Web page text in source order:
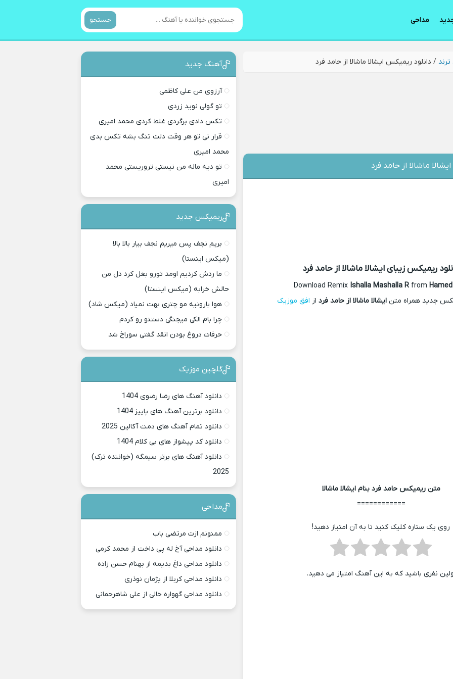
مداحی جستجو
/ دانلود ریمیکس ایشالا ماشالا از حامد فرد
ماشالا از حامد فرد
ریمیکس زیبای ایشالا ماشالا از حامد فرد
Download Remix Ishalla Mashalla Rfrom
جدید همراه متنایشالا ماشالا از حامد فرد از افق موزیک
متن ریمیکس حامد فرد بنام ایشالا ماشالا
============
روی یک ستاره کلیک کنید تا به آن امتیاز دهید!
نفری باشید که به این آهنگ امتیاز می دهید.
آهنگ جدید
آرزوی من علی کاظمی
تو گولی نوید زردی
تکس دادی برگردی غلط کردی محمد امیری
قرار نی تو هر وقت دلت تنگ بشه تکس بدی
محمد امیری
تو دیه ماله من نیستی تروریستی محمد
امیری
ریمیکس جدید
بریم نجف پس میریم نجف بیار بالا بالا
(میکس اینستا)
ما ردش کردیم اومد تورو بغل کرد دل من
حالش خرابه (میکس اینستا)
هوا بارونیه مو چتری بهت نمیاد (میکس شاد)
چرا بام الکی میجنگی دستتو رو کردم
حرفات دروغ بودن انقد گفتی سوراخ شد
گلچین موزیک
دانلود آهنگ های رضا رضوی 1404
دانلود برترین آهنگ های پاییز 1404
دانلود تمام آهنگ های دمت آکالین 2025
دانلود کد پیشواز های بی کلام 1404
دانلود آهنگ های برتر سیمگه (خواننده ترک)
2025
مداحی
ممنونم ازت مرتضی باب
دانلود مداحی آخ له پی داخت از محمد کرمی
دانلود مداحی داغ بدیمه از بهنام حسن زاده
دانلود مداحی کربلا از پژمان نوذری
دانلود مداحی گهواره خالی از علی شاهرحمانی